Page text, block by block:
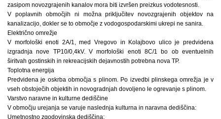
zasipom novozgrajenih kanalov mora biti izvršen preizkus vodotesnosti.
V poplavnih območjih ni možna priključitev novozgrajenih objektov na
kanalizacijo, dokler se to območje z vodogospodarskimi ukrepi ne sanira.
Električno omrežje
V morfološki enoti 2A/1, med Vregovo in Kolajbovo ulico je predvidena
izgradnja nove TP10/0,4kV. V morfološki enoti 8C/1 bo ob eventuelnih
širitvah gostinskih in rekreacijskih dejavnostih potrebna nova TP.
Toplotna energija
Predvidena je oskrba območja s plinom. Po izvedbi plinskega omrežja je v
vseh obstoječih objektih in novogradnjah dovoljeno le ogrevanje s plinom.
Varstvo naravne in kulturne dediščine
V območju urejanja se varuje naslednja kulturna in naravna dediščina:
Umetnostno zgodovinska dediščina: